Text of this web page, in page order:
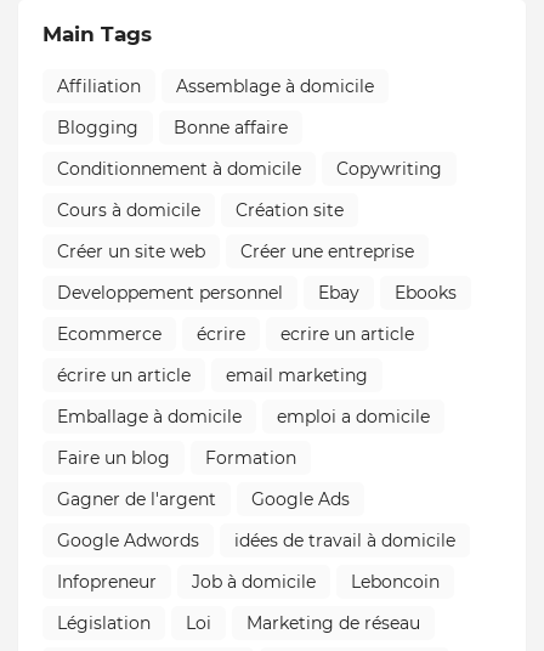
Main Tags
Affiliation
Assemblage à domicile
Blogging
Bonne affaire
Conditionnement à domicile
Copywriting
Cours à domicile
Création site
Créer un site web
Créer une entreprise
Developpement personnel
Ebay
Ebooks
Ecommerce
écrire
ecrire un article
écrire un article
email marketing
Emballage à domicile
emploi a domicile
Faire un blog
Formation
Gagner de l'argent
Google Ads
Google Adwords
idées de travail à domicile
Infopreneur
Job à domicile
Leboncoin
Législation
Loi
Marketing de réseau